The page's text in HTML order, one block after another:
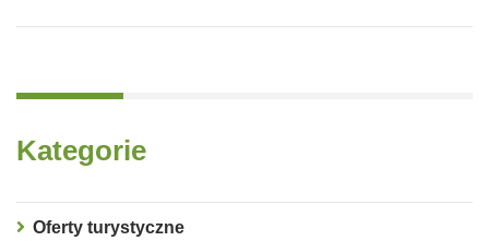
Kategorie
Oferty turystyczne